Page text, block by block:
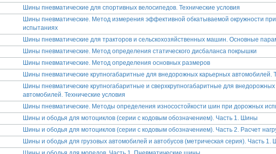
Шины пневматические для спортивных велосипедов. Технические условия
Шины пневматические. Метод измерения эффективной обкатываемой окружности
испытаниях
Шины пневматические для тракторов и сельскохозяйственных машин. Основные
Шины пневматические. Метод определения статического дисбаланса покрышки
Шины пневматические. Метод определения основных размеров
Шины пневматические крупногабаритные для внедорожных карьерных автомобилей.
Шины пневматические крупногабаритные и сверхкрупногабаритные для
автомобилей. Технические условия
Шины пневматические. Методы определения износостойкости шин при дорожных
Шины и ободья для мотоциклов (серии с кодовым обозначением). Часть 1. Шины
Шины и ободья для мотоциклов (серии с кодовым обозначением). Часть 2. Расчет
Шины и ободья для грузовых автомобилей и автобусов (метрическая серия). Часть 1.